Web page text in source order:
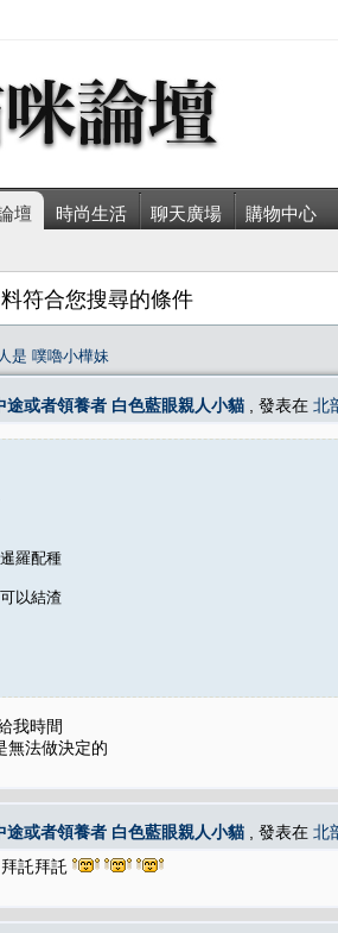
壇 時尚生活 聊天廣場 購物中心
符合您搜尋的條件
是 噗嚕小樺妹
途或者領養者 白色藍眼親人小貓 , 發表在 北
羅配種
以結渣
我時間
無法做決定的
途或者領養者 白色藍眼親人小貓 , 發表在 北
託拜託